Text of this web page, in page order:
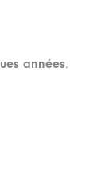
années.